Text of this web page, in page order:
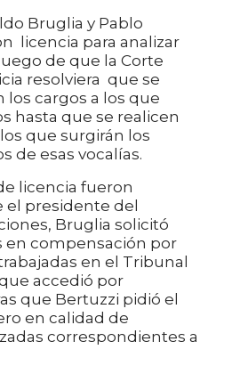
Bruglia y Pablo
licencia para analizar
de que la Corte
resolviera que se
cargos a los que
hasta que se realicen
que surgirán los
de esas vocalías.
licencia fueron
el presidente del
Bruglia solicitó
en compensación por
en el Tribunal
accedió por
que Bertuzzi pidió el
en calidad de
correspondientes a